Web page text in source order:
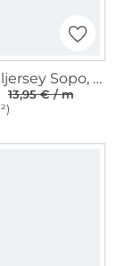
Baumwolljersey Sopo, violett
13,95 € / m